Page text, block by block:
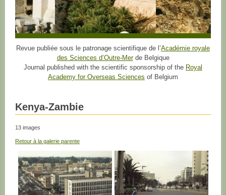
Revue publiée sous le patronage scientifique de l’Académie royale
des Sciences d’Outre-Merde Belgique
Journal published with the scientific sponsorship of the Royal
Academy for Overseas Sciences of Belgium
Kenya-Zambie
13 images
Retour à la galerie parente